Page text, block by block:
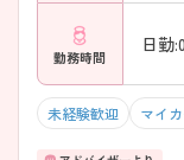
勤務時間
日勤
未経験歓迎 マイ